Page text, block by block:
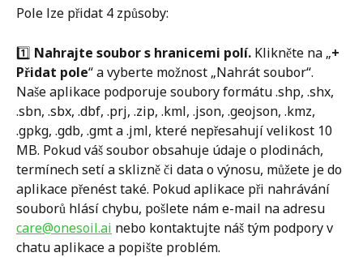
Pole lze přidat 4 způsoby:
1️⃣ Nahrajte soubor s hranicemi polí. Klikněte na „+
Přidat pole“ a vyberte možnost „Nahrát soubor“.
Naše aplikace podporuje soubory formátu .shp, .shx,
.sbn, .sbx, .dbf, .prj, .zip, .kml, .json, .geojson, .kmz,
.gpkg, .gdb, .gmt a .jml, které nepřesahují velikost 10
MB. Pokud váš soubor obsahuje údaje o plodinách,
termínech setí a sklizně či data o výnosu, můžete je do
aplikace přenést také. Pokud aplikace při nahrávání
souborů hlásí chybu, pošlete nám e-mail na adresu
care@onesoil.ai nebo kontaktujte náš tým podpory v
chatu aplikace a popište problém.